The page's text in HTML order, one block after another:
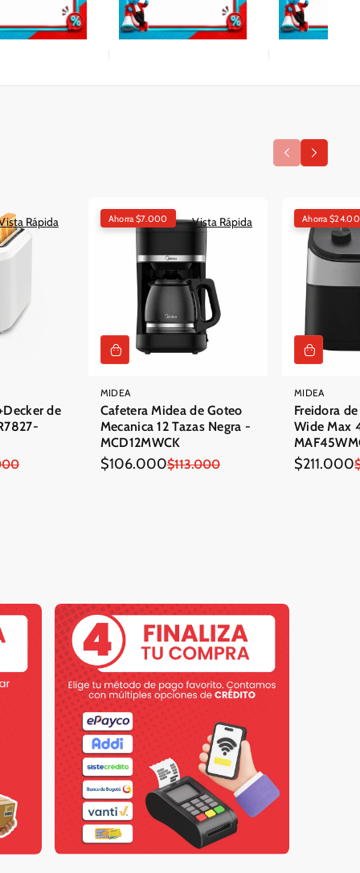
Rápida
de
Vista Rápida
Ahorra $7.000
MIDEA
Cafetera Midea de Goteo
Mecanica 12 Tazas Negra -
MCD12MWCK
Precio
$106.000
Precio
$113.000
Ahorra
MIDEA
Freidora
Wide Max
Precio
$211.000
Precio